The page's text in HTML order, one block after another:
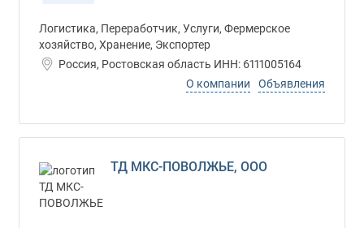
Логистика, Переработчик, Услуги, Фермерское
хозяйство, Хранение, Экспортер
Россия, Ростовская область ИНН: 6111005164
О компании
Объявления
ТД МКС-ПОВОЛЖЬЕ, ООО